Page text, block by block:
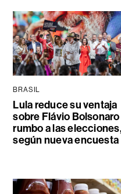
BRASIL
Lula reduce su ventaja
sobre Flávio Bolsonaro
rumbo a las
según nueva encuesta